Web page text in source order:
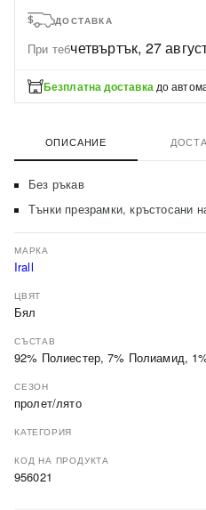
ДОСТАВКА
При тебчетвъртък, 27
Безплатна доставка до
ОПИСАНИЕ
Без ръкав
Тънки презрамки, кръстосани
МАРКА
Irall
ЦВЯТ
Бял
СЪСТАВ
92% Полиестер, 7% Полиамид,
СЕЗОН
пролет/лято
КАТЕГОРИЯ
КОД НА ПРОДУКТА
956021